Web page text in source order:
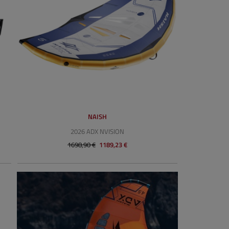
NAISH
2026 ADX NVISION
1698,90 € 1189,23 €